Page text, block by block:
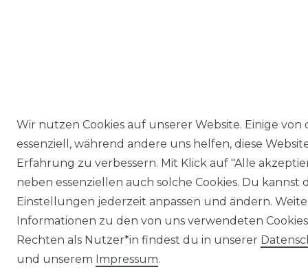
Wir nutzen Cookies auf unserer Website. Einige von
essenziell, während andere uns helfen, diese
Erfahrung zu verbessern. Mit Klick auf "Alle
neben essenziellen auch solche Cookies. Du kannst
Einstellungen jederzeit anpassen und ändern.
Informationen zu den von uns verwendeten
Rechten als Nutzer*in findest du in unserer
und unserem Impressum.